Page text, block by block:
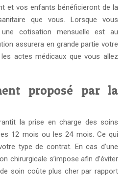
et vos enfants bénéficieront de la
que vous. Lorsque vous
cotisation mensuelle est au
assurera en grande partie votre
actes médicaux que vous allez
proposé par la
la prise en charge des soins
12 mois ou les 24 mois. Ce qui
type de contrat. En cas d’une
chirurgicale s’impose afin d’éviter
soin coûte plus cher par rapport